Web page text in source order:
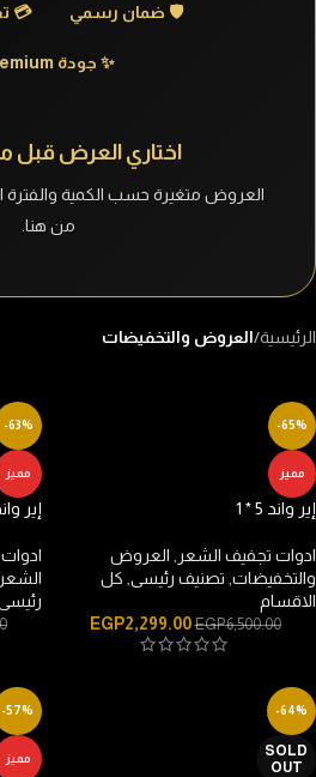
🛡️ ضمان رسمي 💳
✨ جودة Premium
اختاري العرض قبل
العروض متغيرة حسب الكمية والفترة
من هنا.
الرئيسية/العروض والتخفيضات
-65%
مميز
إير واند 5 * 1
ادوات تجفيف الشعر
العروض
والتخفيضات تصنيف رئيسى كل
الاقسام
EGP6,500.00
EGP2,299.00
-63%
مميز
إير واند
الشعر
-64%
SOLD
OUT
-57%
مميز